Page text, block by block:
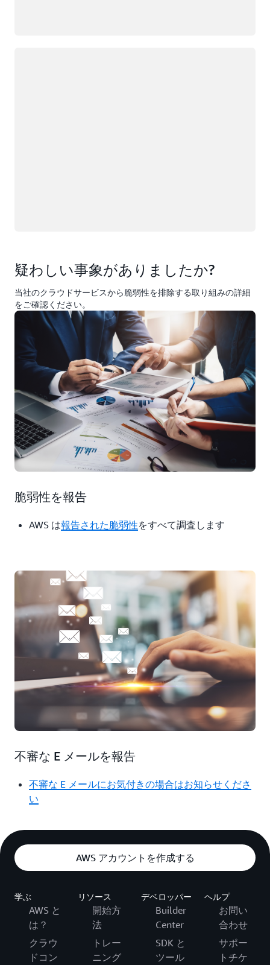
疑わしい事象がありましたか?
当社のクラウドサービスから脆弱性を排除する取り組みの詳細
をご確認ください。
脆弱性を報告
AWS は報告された脆弱性をすべて調査します
不審な E メールを報告
不審な E メールにお気付きの場合はお知らせくださ
い
AWS アカウントを作成する
学ぶ
AWS と
は？
クラウ
ドコン
リソース
開始方
法
トレー
ニング
デベロッパー
Builder
Center
SDK と
ツール
ヘルプ
お問い
合わせ
サポー
トチケ